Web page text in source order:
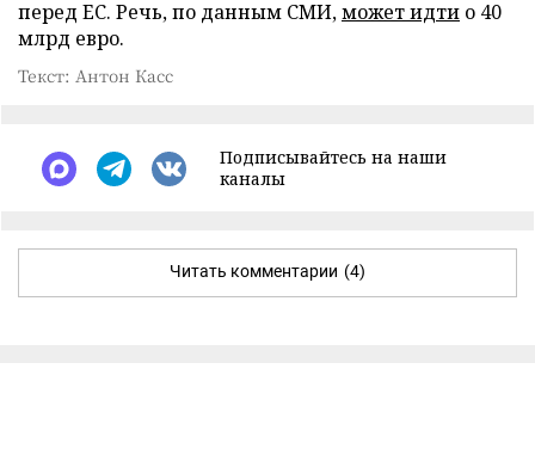
перед ЕС. Речь, по данным СМИ,может идти о 40
млрд евро.
Текст: Антон Касс
Подписывайтесь на наши
каналы
Читать комментарии (4)